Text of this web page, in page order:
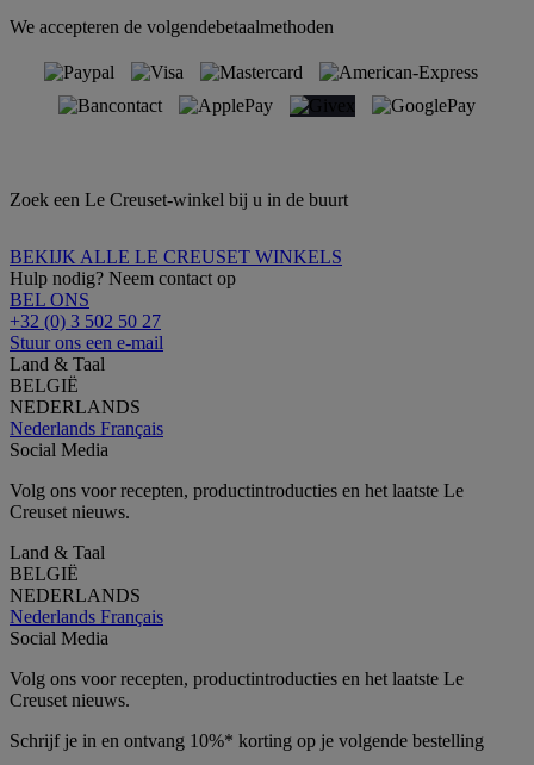
We accepteren de volgendebetaalmethoden
Zoek een Le Creuset-winkel bij u in de buurt
BEKIJK ALLE LE CREUSET WINKELS
Hulp nodig? Neem contact op
BEL ONS
+32 (0) 3 502 50 27
Stuur ons een e-mail
Land & Taal
BELGIË
NEDERLANDS
Nederlands Français
Social Media
Volg ons voor recepten, productintroducties en het laatste Le
Creuset nieuws.
Land & Taal
BELGIË
NEDERLANDS
Nederlands Français
Social Media
Volg ons voor recepten, productintroducties en het laatste Le
Creuset nieuws.
Schrijf je in en ontvang 10%* korting op je volgende bestelling